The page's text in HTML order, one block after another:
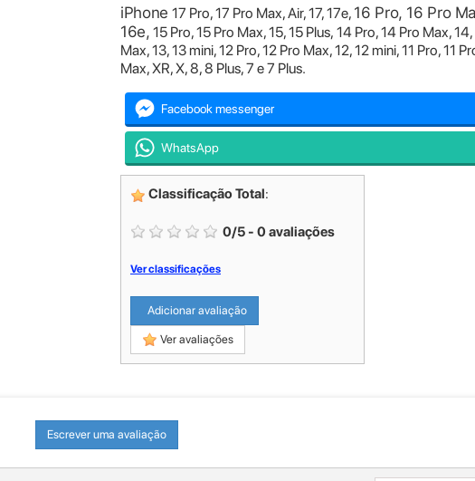
iPhone17 Pro, 17 Pro Max, Air, 17,17e, 16 Pro, 16 Pro
16e, 15 Pro, 15 Pro Max, 15, 15 Plus, 14 Pro, 14 Pro Max,
Max, 13, 13 mini, 12 Pro, 12 Pro Max, 12, 12 mini, 11 Pro, 11
Max, XR, X, 8, 8 Plus, 7 e 7 Plus.
Facebook messenger
WhatsApp
Classificação Total:
0/5 - 0 avaliações
Ver classificações
Adicionar avaliação
Ver avaliações
Escrever uma avaliação